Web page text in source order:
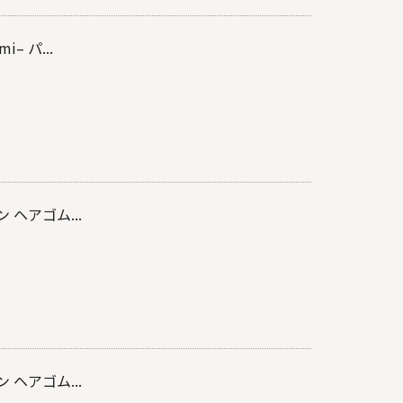
パ...
ヘアゴム...
ヘアゴム...